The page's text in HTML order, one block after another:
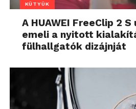
KÜTYÜK
A HUAWEI FreeClip 2
emeli a nyitott
fülhallgatók dizájnját